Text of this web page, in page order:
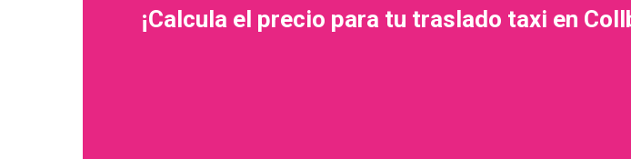
¡Calcula el precio para tu traslado taxi en